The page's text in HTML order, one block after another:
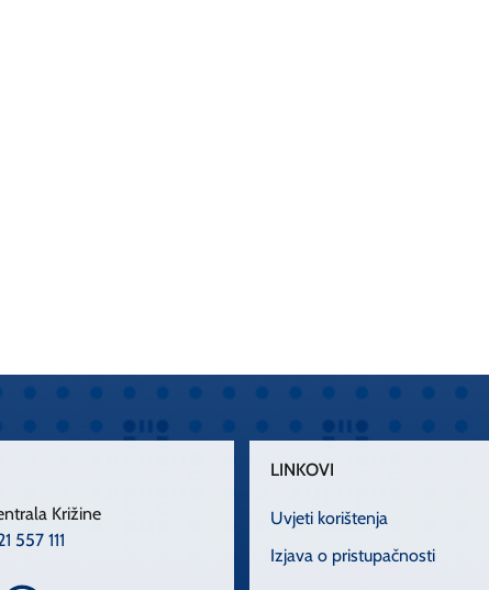
Križine
557 111
LINKOVI
Uvjeti korištenja
Izjava o pristupačnosti